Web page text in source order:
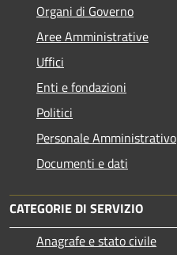
Organi di Governo
Aree Amministrative
Uffici
Enti e fondazioni
Politici
Personale Amministrativo
Documenti e dati
CATEGORIE DI SERVIZIO
Anagrafe e stato civile